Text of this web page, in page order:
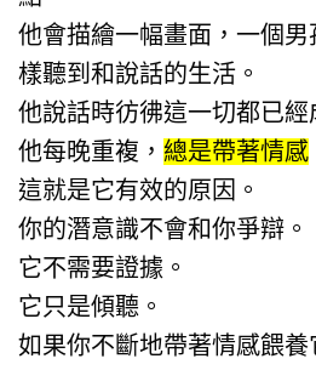
他會描繪一幅畫面，一個
樣聽到和說話的生活。
他說話時彷彿這一切都已經
他每晚重複， 總是帶著情感
這就是它有效的原因。
你的潛意識不會和你爭辯。
它不需要證據。
它只是傾聽。
如果你不斷地帶著情感餵